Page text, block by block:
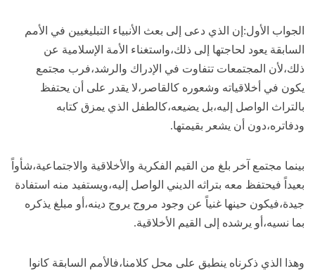
الجواب الأول:إن الذي دعى إلى بعث الأنبياء التبليغيين في الأمم
السابقة يعود لحاجتها إلى ذلك،واستغناء الأمة الإسلامية عن
ذلك،لأن المجتمعات تتفاوت في الإدراك والرشد،فرب مجتمع
يكون في أخلاقياته وشعوره كالقاصر،لا يقدر على أن يحتفظ
بالتراث الواصل إليه،بل يضيعه،كالطفل الذي يمزق كتابه
ودفاتره،دون أن يشعر بقيمتها.
بينما مجتمع آخر بلغ من القيم الفكرية والأخلاقية والاجتماعية،شأواً
بعيداً فيحتفظ معه بتراثه الديني الواصل إليه،ويستفيد منه استفادة
جيدة،فيكون حينها غنياً عن وجود مروج يروج دينه،أو مبلغ يذكره
بما نسيه،أو يرشده إلى القيم الأخلاقية.
وهذا الذي ذكرناه ينطبق على محل كلامنا،فالأمم السابقة كانوا